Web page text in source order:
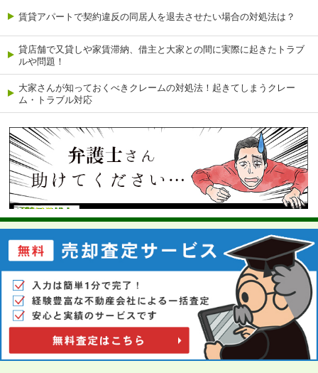
賃貸アパートで契約違反の同居人を退去させたい場合の対処法は？
貸店舗で又貸しや家賃滞納、借主と大家との間に実際に起きたトラブ
ルや問題！
大家さんが知っておくべきクレームの対処法！起きてしまうクレー
ム・トラブル対応